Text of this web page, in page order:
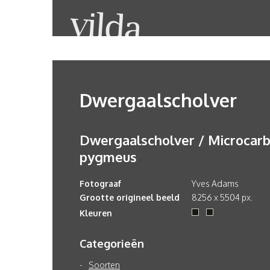
Dwergaalscholver
Dwergaalscholver /
pygmeus
Fotograaf
Yves Adams
Grootte origineel beeld
8256 x 5504 px.
Kleuren
Categorieën
Soorten